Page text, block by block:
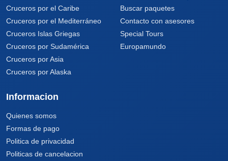
Cruceros por el Caribe
Cruceros por el Mediterráneo
Cruceros Islas Griegas
Cruceros por Sudamérica
Cruceros por Asia
Cruceros por Alaska
Buscar paquetes
Contacto con asesores
Special Tours
Europamundo
Informacion
Quienes somos
Formas de pago
Politica de privacidad
Politicas de cancelacion